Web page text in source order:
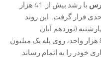
با رشد بیش از 41 هزار
میلیون و 440 هزار واحدی قرار گرفت. این روند
(نوزدهم آبان
با رشد بیش از 8 هزار واحد، روی پله یک میلیون